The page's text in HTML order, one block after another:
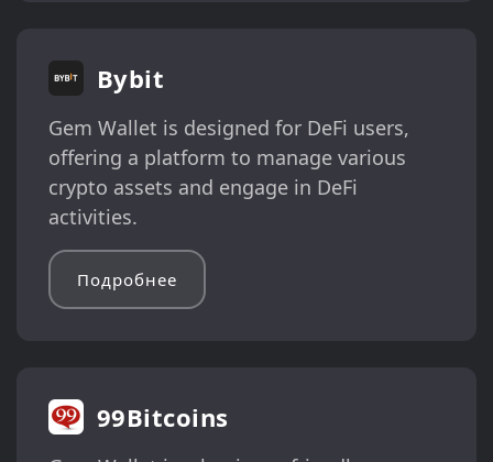
Bybit
Gem Wallet is designed for DeFi users,
offering a platform to manage various
crypto assets and engage in DeFi
activities.
Подробнее
99Bitcoins